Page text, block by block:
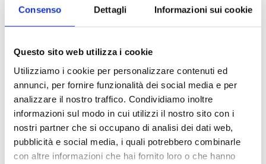
Consenso Dettagli Informazioni sui cookie
Questo sito web utilizza i cookie
Utilizziamo i cookie per personalizzare contenuti ed
annunci, per fornire funzionalità dei social media e per
analizzare il nostro traffico. Condividiamo inoltre
informazioni sul modo in cui utilizzi il nostro sito con i
nostri partner che si occupano di analisi dei dati web,
pubblicità e social media, i quali potrebbero combinarle
con altre informazioni che hai fornito loro o che hanno
SCOPRI EVENTO
9 GIUGNO 2026
Ruolo ANBSC e PUD
09:30 - 11:30
Streaming OnLine
200 posti
SCOPRI EVENTO